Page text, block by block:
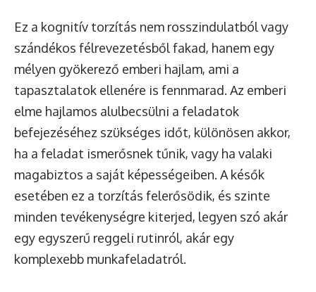
Ez a kognitív torzítás nem rosszindulatból vagy
szándékos félrevezetésből fakad, hanem egy
mélyen gyökerező emberi hajlam, ami a
tapasztalatok ellenére is fennmarad. Az emberi
elme hajlamos alulbecsülni a feladatok
befejezéséhez szükséges időt, különösen akkor,
ha a feladat ismerősnek tűnik, vagy ha valaki
magabiztos a saját képességeiben. A késők
esetében ez a torzítás felerősödik, és szinte
minden tevékenységre kiterjed, legyen szó akár
egy egyszerű reggeli rutinról, akár egy
komplexebb munkafeladatról.